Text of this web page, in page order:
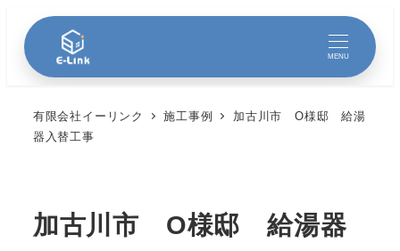
MENU
有限会社イーリンク 施工事例
加古川市 O様邸 給湯
器入替工事
加古川市 O様邸 給湯器